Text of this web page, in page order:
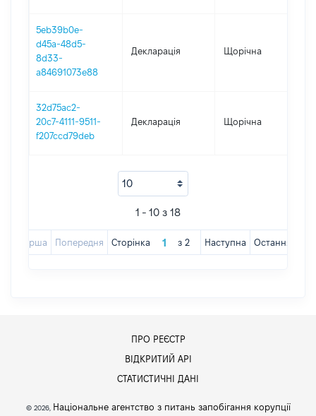
5eb39b0e-
d45a-48d5-
8d33-
a84691073e88
Декларація Щорічна
32d75ac2-
20c7-4111-9511-
f207ccd79deb
Декларація Щорічна
1 - 10 з 18
Перша Попередня Сторінка з 2 Наступна Остання
ПРО РЕЄСТР
ВІДКРИТИЙ АРІ
СТАТИСТИЧНІ ДАНІ
© 2026, Національне агентство з питань запобігання корупції